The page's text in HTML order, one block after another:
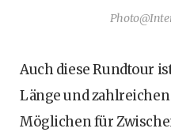
Auch diese Rundtour
Länge und
Möglichen für